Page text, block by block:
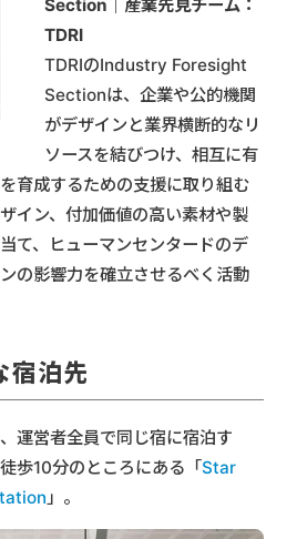
Section｜産業先見チーム：
TDRI
TDRIのIndustry Foresight
Sectionは、企業や公的機関
がデザインと業界横断的なリ
ソースを結びつけ、相互に有
育成するための支援に取り組む
イン、付加価値の高い素材や製
て、ヒューマンセンタードのデ
の影響力を確立させるべく活動
宿泊先
運営者全員で同じ宿に宿泊す
歩10分のところにある「Star
」。